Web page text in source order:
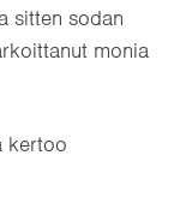
sitten sodan
monia
kertoo